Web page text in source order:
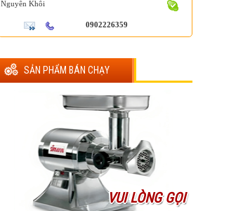
Nguyên Khôi
0902226359
SẢN PHẨM BÁN CHẠY
VUI LÒNG GỌI